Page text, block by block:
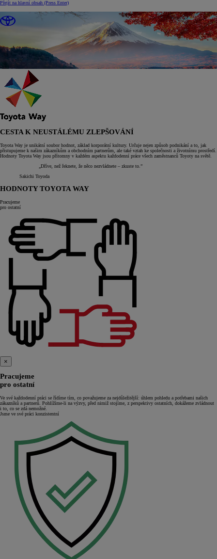
Přejít na hlavní obsah (Press Enter)
CESTA K NEUSTÁLÉMU ZLEPŠOVÁNÍ
Toyota Way je unikátní soubor hodnot, základ korporátní kultury. Určuje nejen způsob podnikání a to, jak
přistupujeme k našim zákazníkům a obchodním partnerům, ale také vztah ke společnosti a životnímu prostředí.
Hodnoty Toyota Way jsou přítomny v každém aspektu každodenní práce všech zaměstnanců Toyoty na světě.
„Dříve, než řeknete, že něco nezvládnete – zkuste to.”
Sakichi Toyoda
HODNOTY TOYOTA WAY
Pracujeme
pro ostatní
×
Pracujeme
pro ostatní
Ve své každodenní práci se řídíme tím, co považujeme za nejdůležitější: úhlem pohledu a potřebami našich
zákazníků a partnerů. Pohlížíme-li na výzvy, před nimiž stojíme, z perspektivy ostatních, dokážeme zvládnout
i to, co se zdá nemožné.
Jsme ve své práci konzistentní